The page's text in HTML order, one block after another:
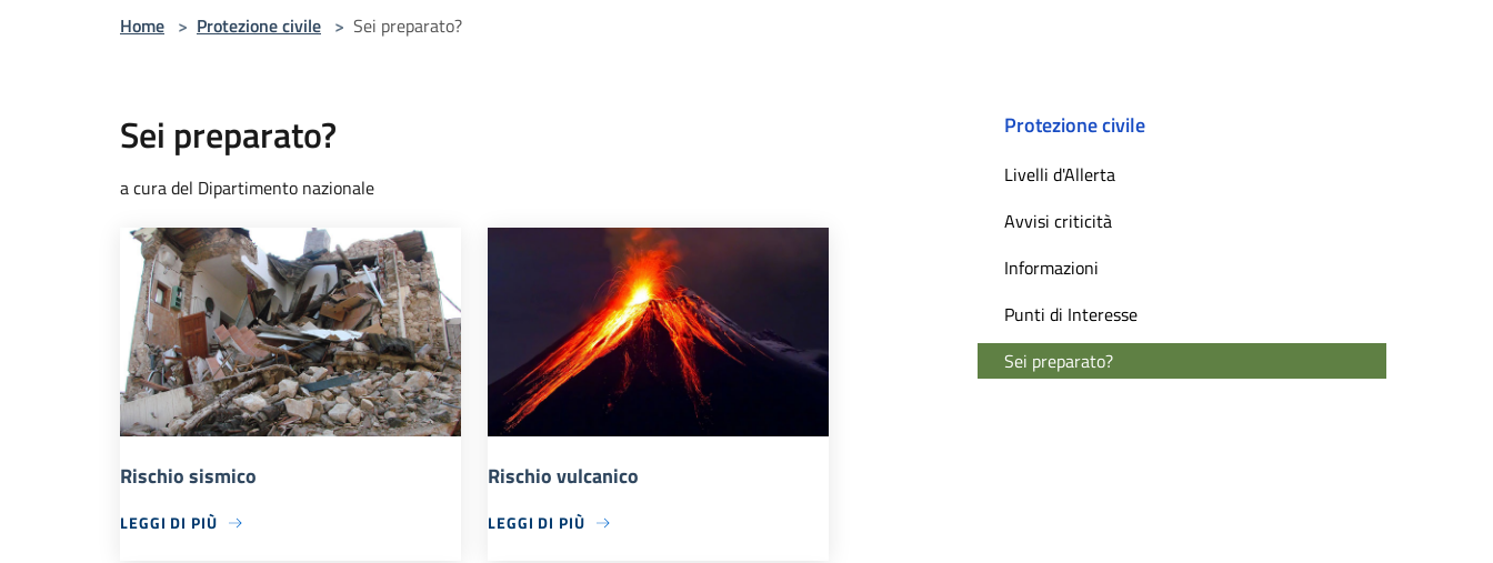
Home > Protezione civile > Sei preparato?
Sei preparato?
a cura del Dipartimento nazionale
Rischio sismico
LEGGI DI PIÙ
Rischio vulcanico
LEGGI DI PIÙ
Protezione civile
Livelli d'Allerta
Avvisi criticità
Informazioni
Punti di Interesse
Sei preparato?